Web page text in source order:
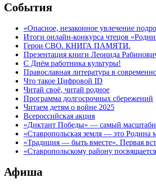
События
«Опасное, незаконное увлечение
Итоги онлайн-конкурса чтецов
Герои СВО. КНИГА ПАМЯТИ.
Презентация книги Леонида
С Днём работника культуры!
Православная литература в
Что такое Цифровой ID
Читай своё, читай родное
Программа долгосрочных сбережений
Читаем детям о войне 2025
Всероссийская акция
«Диктант Победы» — самый
«Ставропольская земля — это Родина
«Традиция — быть вместе». Первая
«Ставропольскому району
Афиша